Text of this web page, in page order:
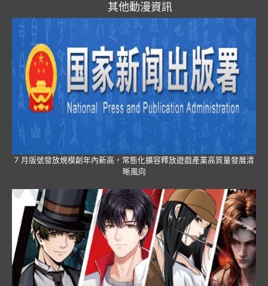
其他動漫資訊
7 月版號發放規模創年內新高，常態化擴容釋放遊戲產業高質量發展清
晰風向